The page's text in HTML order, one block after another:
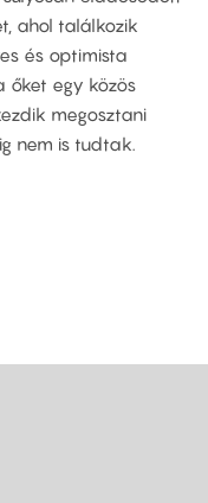
ahol találkozik
és optimista
őket egy közös
megosztani
nem is tudtak.